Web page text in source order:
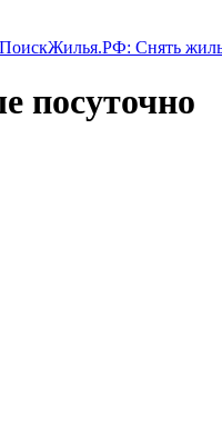
ПоискЖилья.РФ: Снять
посуточно